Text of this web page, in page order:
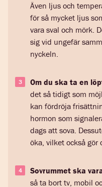
Även ljus och
för så mycket ljus
vara sval och mörk.
sig vid ungefär
nyckeln.
Om du ska ta en
det så tidigt som
kan fördröja
hormon som
dags att sova.
öka, vilket också gör
Sovrummet ska
så ta bort tv, mobil